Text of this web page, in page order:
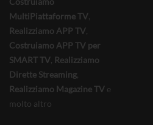
MultiPiattaforme TV,
Realizziamo APP TV,
Costruiamo APP TV per
SMART TV, Realizziamo
Dirette Streaming,
Realizziamo Magazine TV e
molto altro